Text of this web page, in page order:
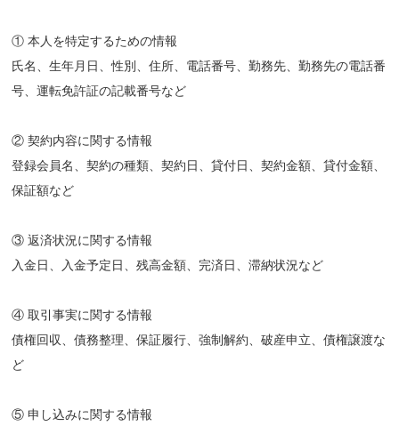
① 本人を特定するための情報
氏名、生年月日、性別、住所、電話番号、勤務先、勤務先の電話番
号、運転免許証の記載番号など
② 契約内容に関する情報
登録会員名、契約の種類、契約日、貸付日、契約金額、貸付金額、
保証額など
③ 返済状況に関する情報
入金日、入金予定日、残高金額、完済日、滞納状況など
④ 取引事実に関する情報
債権回収、債務整理、保証履行、強制解約、破産申立、債権譲渡な
ど
⑤ 申し込みに関する情報